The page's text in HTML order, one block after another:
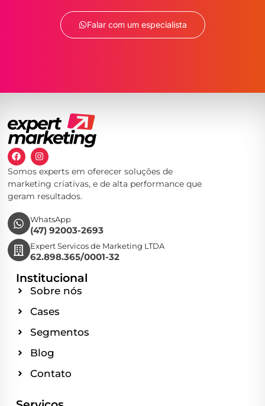
Falar com um especialista
Somos experts em oferecer soluções de
marketing criativas, e de alta performance que
geram resultados.
WhatsApp
(47) 92003-2693
Expert Servicos de Marketing LTDA
62.898.365/0001-32
Institucional
Sobre nós
Cases
Segmentos
Blog
Contato